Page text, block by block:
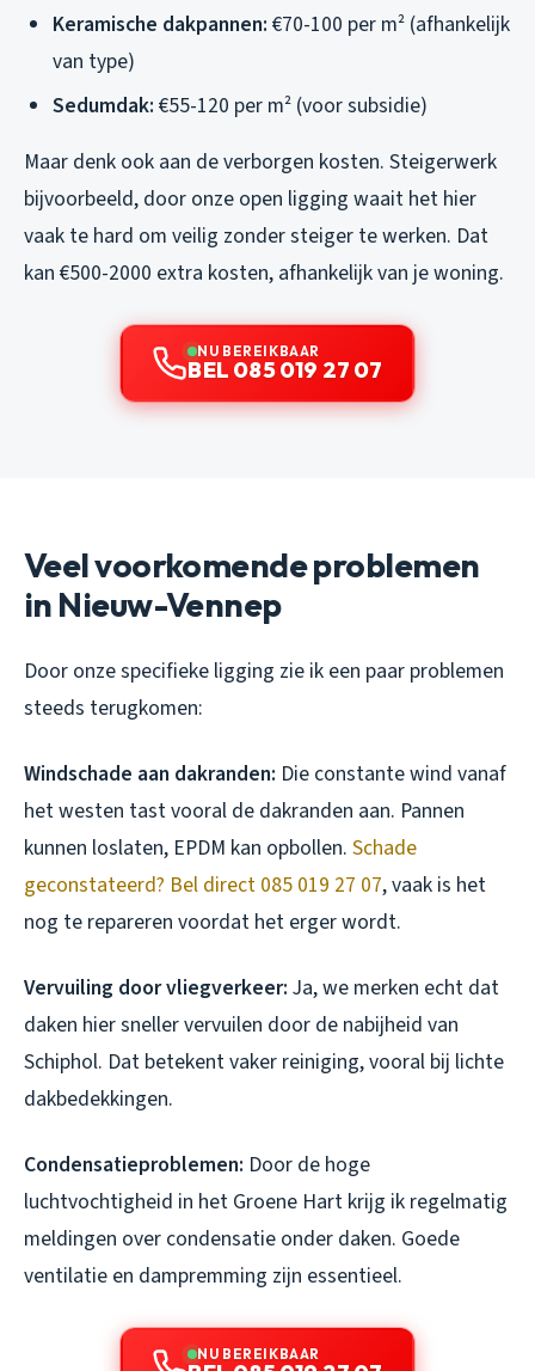
Keramische dakpannen: €70-100 per m² (afhankelijk
van type)
Sedumdak: €55-120 per m² (voor subsidie)
Maar denk ook aan de verborgen kosten. Steigerwerk
bijvoorbeeld, door onze open ligging waait het hier
vaak te hard om veilig zonder steiger te werken. Dat
kan €500-2000 extra kosten, afhankelijk van je woning.
NU BEREIKBAAR
BEL 085 019 27 07
Veel voorkomende problemen
in Nieuw-Vennep
Door onze specifieke ligging zie ik een paar problemen
steeds terugkomen:
Windschade aan dakranden: Die constante wind vanaf
het westen tast vooral de dakranden aan. Pannen
kunnen loslaten, EPDM kan opbollen. Schade
geconstateerd? Bel direct 085 019 27 07, vaak is het
nog te repareren voordat het erger wordt.
Vervuiling door vliegverkeer: Ja, we merken echt dat
daken hier sneller vervuilen door de nabijheid van
Schiphol. Dat betekent vaker reiniging, vooral bij lichte
dakbedekkingen.
Condensatieproblemen: Door de hoge
luchtvochtigheid in het Groene Hart krijg ik regelmatig
meldingen over condensatie onder daken. Goede
ventilatie en dampremming zijn essentieel.
NU BEREIKBAAR